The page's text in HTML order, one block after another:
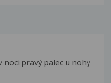
pravý palec u nohy